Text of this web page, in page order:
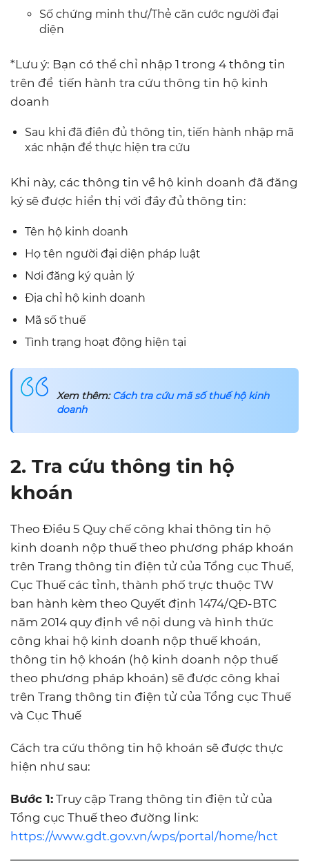
Số chứng minh thư/Thẻ căn cước người đại
diện
*Lưu ý: Bạn có thể chỉ nhập 1 trong 4 thông tin
trên để tiến hành tra cứu thông tin hộ kinh
doanh
Sau khi đã điền đủ thông tin, tiến hành nhập mã
xác nhận để thực hiện tra cứu
Khi này, các thông tin về hộ kinh doanh đã đăng
ký sẽ được hiển thị với đầy đủ thông tin:
Tên hộ kinh doanh
Họ tên người đại diện pháp luật
Nơi đăng ký quản lý
Địa chỉ hộ kinh doanh
Mã số thuế
Tình trạng hoạt động hiện tại
Xem thêm:Cách tra cứu mã số thuế hộ kinh
doanh
2. Tra cứu thông tin hộ
khoán
Theo Điều 5 Quy chế công khai thông tin hộ
kinh doanh nộp thuế theo phương pháp khoán
trên Trang thông tin điện tử của Tổng cục Thuế,
Cục Thuế các tỉnh, thành phố trực thuộc TW
ban hành kèm theo Quyết định 1474/QĐ-BTC
năm 2014 quy định về nội dung và hình thức
công khai hộ kinh doanh nộp thuế khoán,
thông tin hộ khoán (hộ kinh doanh nộp thuế
theo phương pháp khoán) sẽ được công khai
trên Trang thông tin điện tử của Tổng cục Thuế
và Cục Thuế
Cách tra cứu thông tin hộ khoán sẽ được thực
hiện như sau:
Bước 1: Truy cập Trang thông tin điện tử của
Tổng cục Thuế theo đường link:
https://www.gdt.gov.vn/wps/portal/home/hct